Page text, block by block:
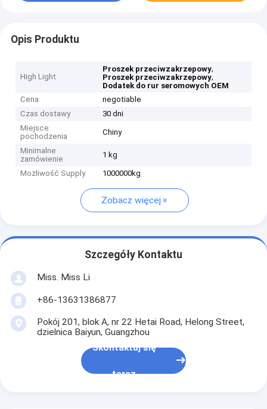
Opis Produktu
High Light
Proszek przeciwzakrzepowy,
Proszek przeciwzakrzepowy,
Dodatek do rur seromowych OEM
Cena
negotiable
Czas dostawy
30 dni
Miejsce
pochodzenia
Chiny
Minimalne
zamówienie
1 kg
Możliwość Supply 1000000kg
Zobacz więcej
Szczegóły Kontaktu
Miss. Miss Li
+86-13631386877
Pokój 201, blok A, nr 22 Hetai Road, Helong Street,
dzielnica Baiyun, Guangzhou
Skontaktuj się
teraz